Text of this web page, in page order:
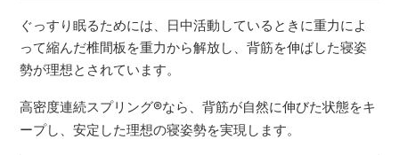
ぐっすり眠るためには、日中活動しているときに重力によ
って縮んだ椎間板を重力から解放し、背筋を伸ばした寝姿
勢が理想とされています。
高密度連続スプリング®なら、背筋が自然に伸びた状態をキ
ープし、安定した理想の寝姿勢を実現します。